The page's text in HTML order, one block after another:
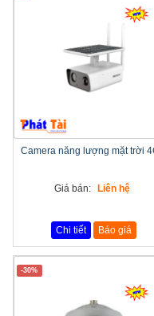
Camera năng lượng mặt trời
Giá bán: Liên hệ
Chi tiết Báo giá
-30%